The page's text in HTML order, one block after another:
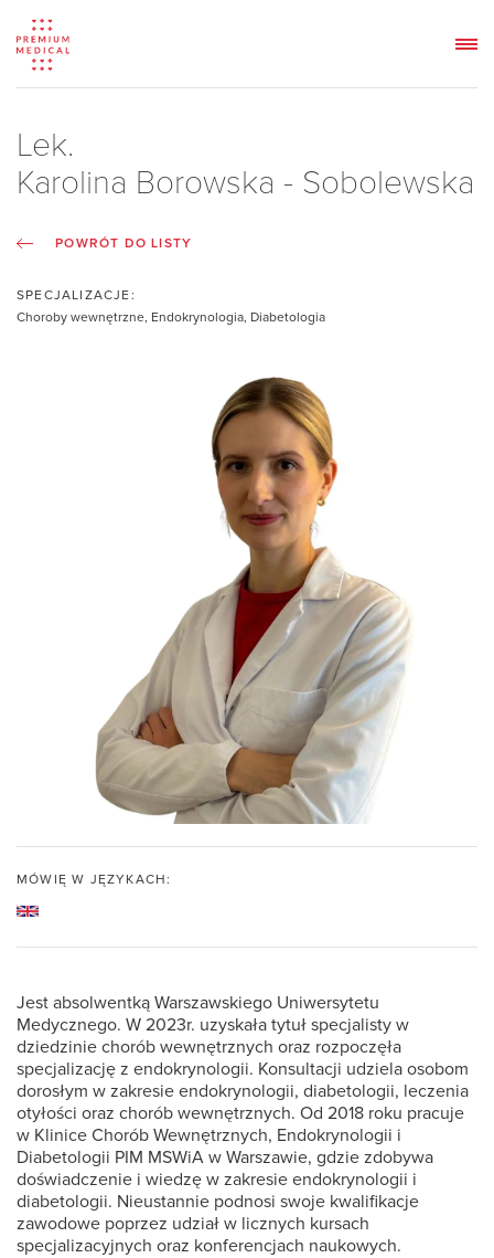
Lek.
Karolina Borowska - Sobolewska
POWRÓT DO LISTY
SPECJALIZACJE:
Choroby wewnętrzne, Endokrynologia, Diabetologia
MÓWIĘ W JĘZYKACH:
Jest absolwentką Warszawskiego Uniwersytetu
Medycznego. W 2023r. uzyskała tytuł specjalisty w
dziedzinie chorób wewnętrznych oraz rozpoczęła
specjalizację z endokrynologii. Konsultacji udziela osobom
dorosłym w zakresie endokrynologii, diabetologii, leczenia
otyłości oraz chorób wewnętrznych. Od 2018 roku pracuje
w Klinice Chorób Wewnętrznych, Endokrynologii i
Diabetologii PIM MSWiA w Warszawie, gdzie zdobywa
doświadczenie i wiedzę w zakresie endokrynologii i
diabetologii. Nieustannie podnosi swoje kwalifikacje
zawodowe poprzez udział w licznych kursach
specjalizacyjnych oraz konferencjach naukowych.